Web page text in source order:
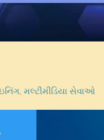
મલ્ટીમીડિયા સેવાઓ